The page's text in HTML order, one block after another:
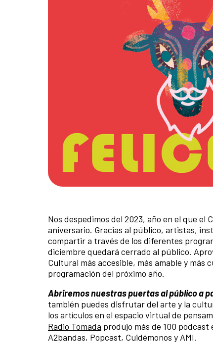
Nos despedimos del 2023, año en el que
aniversario. Gracias al público, artistas,
compartir a través de los diferentes
diciembre quedará cerrado al público.
Cultural más accesible, más amable y más
programación del próximo año.
Abriremos nuestras puertas al público a
también puedes disfrutar del arte y la
los artículos en el espacio virtual de
Radio Tomada produjo más de 100
A2bandas, Popcast, Cuidémonos y AMI.